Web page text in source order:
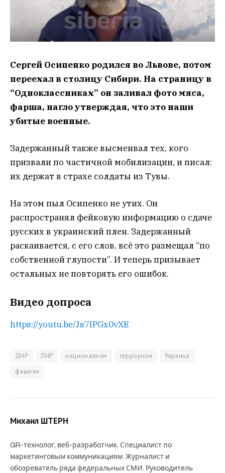
Сергей Осипенко родился во Львове, потом
переехал в столицу Сибири. На страницу в
“Одноклассниках” он заливал фото мяса,
фарша, нагло утверждая, что это наши
убитые военные.
Задержанный также высмеивал тех, кого
призвали по частичной мобилизации, и писал:
их держат в страхе солдаты из Тувы.
На этом пыл Осипенко не утих. Он
распространял фейковую информацию о сдаче
русских в украинский плен. Задержанный
раскаивается, с его слов, всё это размещал “по
собственной глупости”. И теперь призывает
остальных не повторять его ошибок.
Видео допроса
https://youtu.be/Js7IPGx0vXE
ДНР ЛНР национализм терроризм
Украина
фашизм
Михаил ШТЕРН
GR-технолог, веб-разработчик. Специалист по
маркетинговым коммуникациям. Журналист и
обозреватель ряда федеральных СМИ. Руководитель